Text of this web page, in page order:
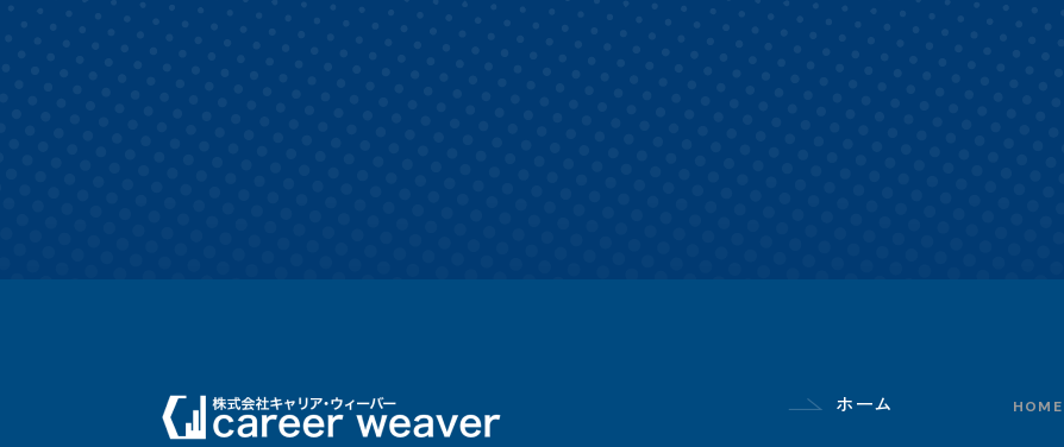
ホーム HOME